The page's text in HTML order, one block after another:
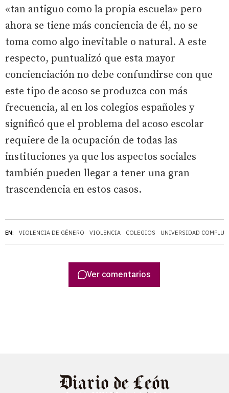
EN: VIOLENCIA DE GÉNERO VIOLENCIA COLEGIOS UNIVERSIDAD
«tan antiguo como la propia escuela» pero
ahora se tiene más conciencia de él, no se
toma como algo inevitable o natural. A este
respecto, puntualizó que esta mayor
concienciación no debe confundirse con que
este tipo de acoso se produzca con más
frecuencia, al en los colegios españoles y
significó que el problema del acoso escolar
requiere de la ocupación de todas las
instituciones ya que los aspectos sociales
también pueden llegar a tener una gran
trascendencia en estos casos.
Ver comentarios